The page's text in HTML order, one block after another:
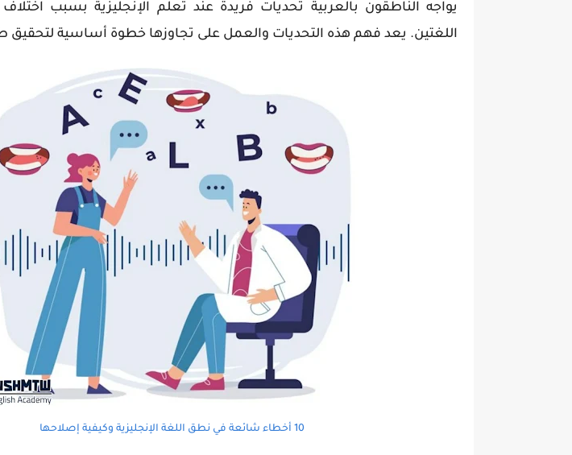
يواجه الناطقون بالعربية تحديات فريدة عند تعلم الإنجليزية بسبب اختلاف
اللغتين. يعد فهم هذه التحديات والعمل على تجاوزها خطوة أساسية لتحقيق
10 أخطاء شائعة في نطق اللغة الإنجليزية وكيفية إصلاحها